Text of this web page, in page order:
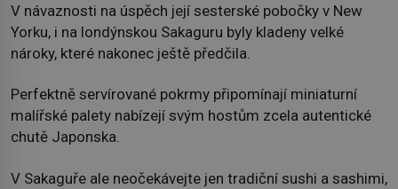
V návaznosti na úspěch její sesterské pobočky v New
Yorku, i na londýnskou Sakaguru byly kladeny velké
nároky, které nakonec ještě předčila.
Perfektně servírované pokrmy připomínají miniaturní
malířské palety nabízejí svým hostům zcela autentické
chutě Japonska.
V Sakaguře ale neočekávejte jen tradiční sushi a sashimi,